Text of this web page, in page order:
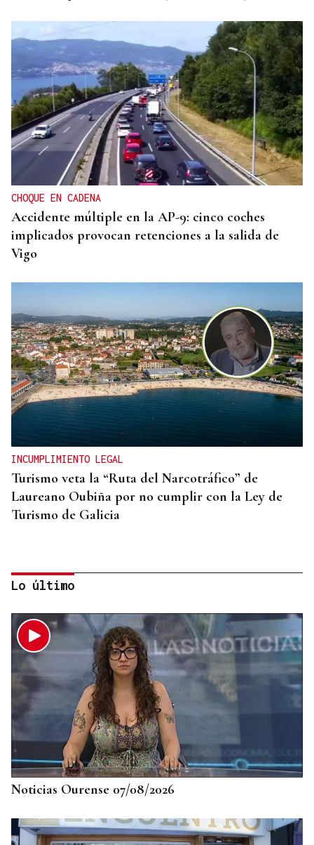
CHOQUE EN CADENA
Accidente múltiple en la AP-9: cinco coches
implicados provocan retenciones a la salida de
Vigo
INCUMPLIMIENTO LEGAL
Turismo veta la “Ruta del Narcotráfico” de
Laureano Oubiña por no cumplir con la Ley de
Turismo de Galicia
PLANIFICAR CON ANTELACIÓN
Las compañías de autobuses recomiendan
adelantar los desplazamientos para evitar
saturaciones el día del eclipse
Lo último
Noticias Ourense 07/08/2026